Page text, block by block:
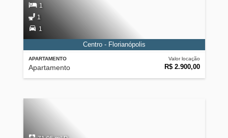
APARTAMENTO
Apartamento
Valor locação
R$ 2.900,00
1
1
1
Centro - Florianópolis